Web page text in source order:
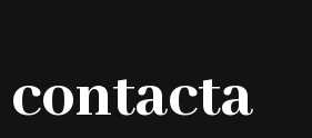
contacta